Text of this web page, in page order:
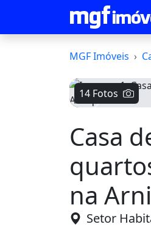
MGF Imóveis
14 Fotos
Casa
na
Setor